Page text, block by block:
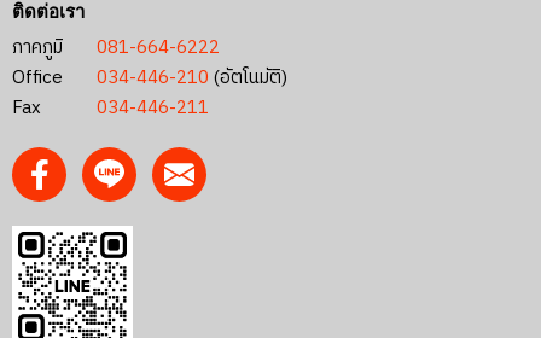
ติดต่อเรา
ภาคภูมิ
081-664-6222
Office
034-446-210 (อัตโนมัติ)
Fax
034-446-211